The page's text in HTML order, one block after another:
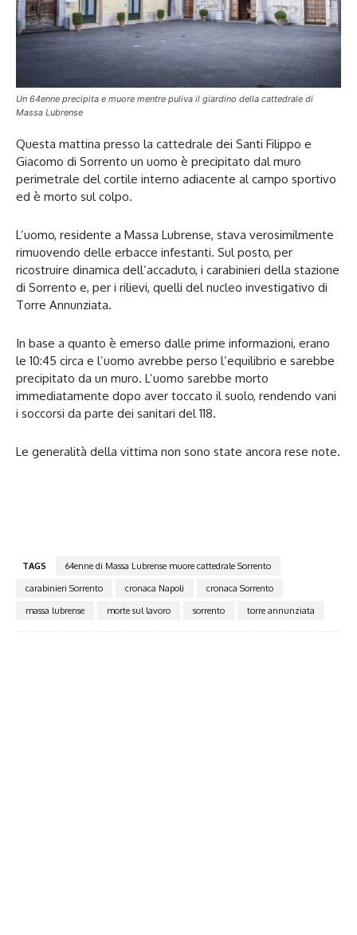
Un 64enne precipita e muore mentre puliva il giardino della cattedrale di
Massa Lubrense
Questa mattina presso la cattedrale dei Santi Filippo e
Giacomo di Sorrento un uomo è precipitato dal muro
perimetrale del cortile interno adiacente al campo sportivo
ed è morto sul colpo.
L’uomo, residente a Massa Lubrense, stava verosimilmente
rimuovendo delle erbacce infestanti. Sul posto, per
ricostruire dinamica dell’accaduto, i carabinieri della stazione
di Sorrento e, per i rilievi, quelli del nucleo investigativo di
Torre Annunziata.
In base a quanto è emerso dalle prime informazioni, erano
le 10:45 circa e l’uomo avrebbe perso l’equilibrio e sarebbe
precipitato da un muro. L’uomo sarebbe morto
immediatamente dopo aver toccato il suolo, rendendo vani
i soccorsi da parte dei sanitari del 118.
Le generalità della vittima non sono state ancora rese note.
TAGS
64enne di Massa Lubrense muore cattedrale Sorrento
carabinieri Sorrento
cronaca Napoli
cronaca Sorrento
massa lubrense
morte sul lavoro sorrento torre annunziata